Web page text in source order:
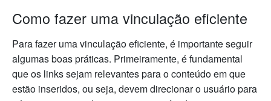
Como fazer uma vinculação eficiente
Para fazer uma vinculação eficiente, é importante seguir
algumas boas práticas. Primeiramente, é fundamental
que os links sejam relevantes para o conteúdo em que
estão inseridos, ou seja, devem direcionar o usuário para